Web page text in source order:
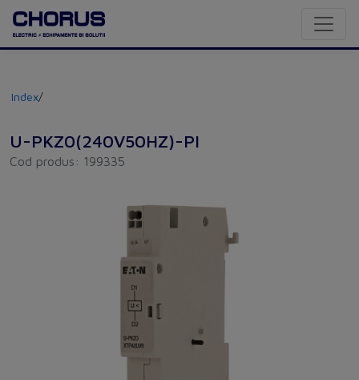
Index/
U-PKZ0(240V50HZ)-PI
Cod produs: 199335